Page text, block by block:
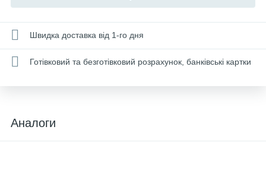
Швидка доставка від 1-го дня
Готівковий та безготівковий розрахунок, банківські картки
Аналоги